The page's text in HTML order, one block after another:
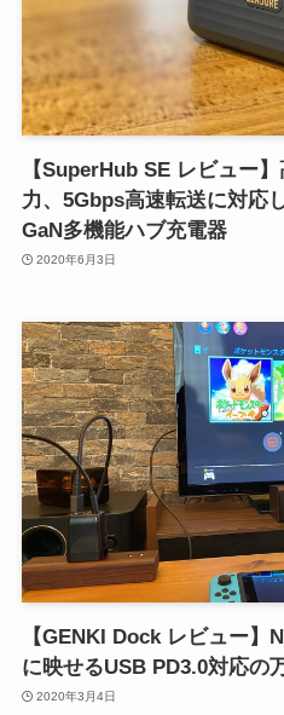
【SuperHub SE レビュー
力、5Gbps高速転送に対応
GaN多機能ハブ充電器
2020年6月3日
【GENKI Dock レビュー
に映せるUSB PD3.0対応の
2020年3月4日